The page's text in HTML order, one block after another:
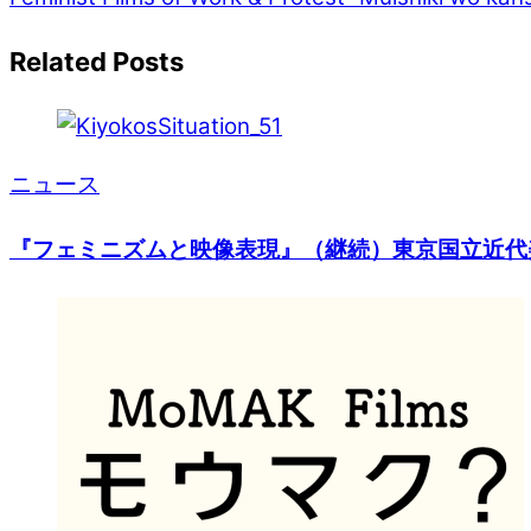
Related Posts
ニュース
『フェミニズムと映像表現』（継続）東京国立近